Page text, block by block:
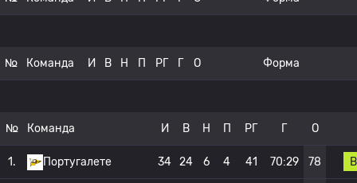
№ Команда И В Н П РГ Г О Форма
№ Команда И В Н П РГ Г О
1. Португалете 34 24 6 4 41 70:29 78 В